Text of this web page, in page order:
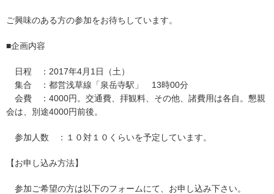
ご興味のある方の参加をお待ちしています。
■企画内容
日程 ：2017年4月1日（土）
集合 ：都営浅草線「泉岳寺駅」 13時00分
会費 ：4000円。交通費、拝観料、その他、諸費用は各自。懇親
会は、別途4000円前後。
参加人数 ：１０対１０くらいを予定しています。
【お申し込み方法】
参加ご希望の方は以下のフォームにて、お申し込み下さい。